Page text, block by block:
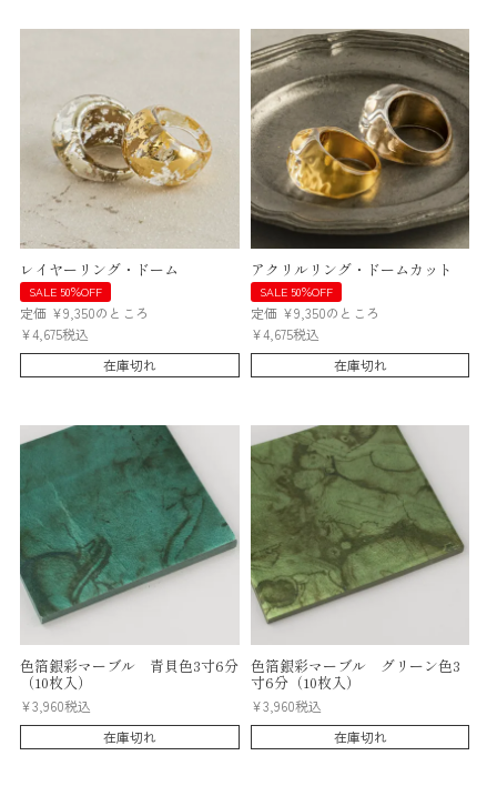
レイヤーリング・ドーム
SALE 50％OFF
定価 ¥9,350のところ
¥4,675税込
在庫切れ
アクリルリング・ドームカット
SALE 50％OFF
定価 ¥9,350のところ
¥4,675税込
在庫切れ
色箔銀彩マーブル 青貝色3寸6分
（10枚入）
¥3,960税込
在庫切れ
色箔銀彩マーブル グリーン色3
寸6分（10枚入）
¥3,960税込
在庫切れ